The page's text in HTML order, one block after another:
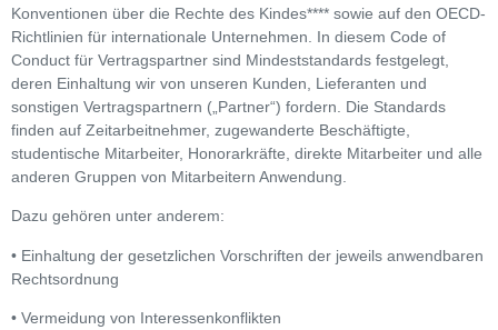
Konventionen über die Rechte des Kindes**** sowie auf den OECD-
Richtlinien für internationale Unternehmen. In diesem Code of
Conduct für Vertragspartner sind Mindeststandards festgelegt,
deren Einhaltung wir von unseren Kunden, Lieferanten und
sonstigen Vertragspartnern („Partner“) fordern. Die Standards
finden auf Zeitarbeitnehmer, zugewanderte Beschäftigte,
studentische Mitarbeiter, Honorarkräfte, direkte Mitarbeiter und alle
anderen Gruppen von Mitarbeitern Anwendung.
Dazu gehören unter anderem:
• Einhaltung der gesetzlichen Vorschriften der jeweils anwendbaren
Rechtsordnung
• Vermeidung von Interessenkonflikten